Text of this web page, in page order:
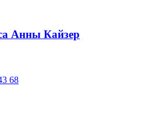
Анны Кайзер
68